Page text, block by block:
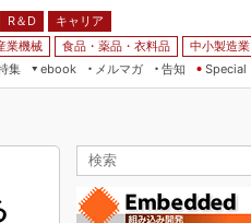
R＆D
キャリア
業機械 食品・薬品・衣料品
中小製造業
集
ebook
メルマガ
告知 Special